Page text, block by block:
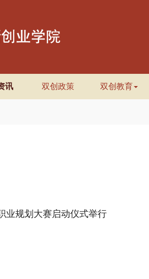
讯 双创政策 双创教育
业规划大赛启动仪式举行